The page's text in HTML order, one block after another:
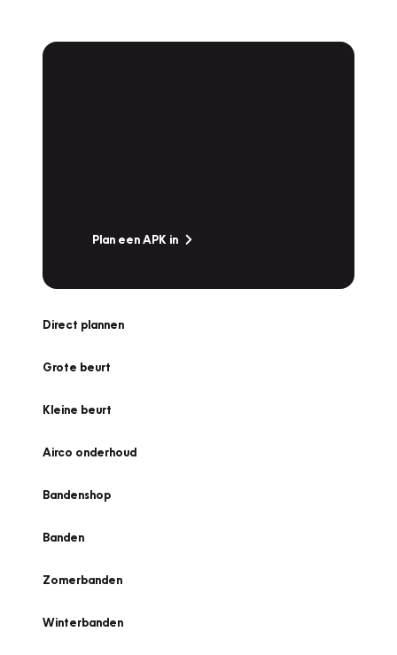
Plan een APK in
Direct plannen
Grote beurt
Kleine beurt
Airco onderhoud
Bandenshop
Banden
Zomerbanden
Winterbanden